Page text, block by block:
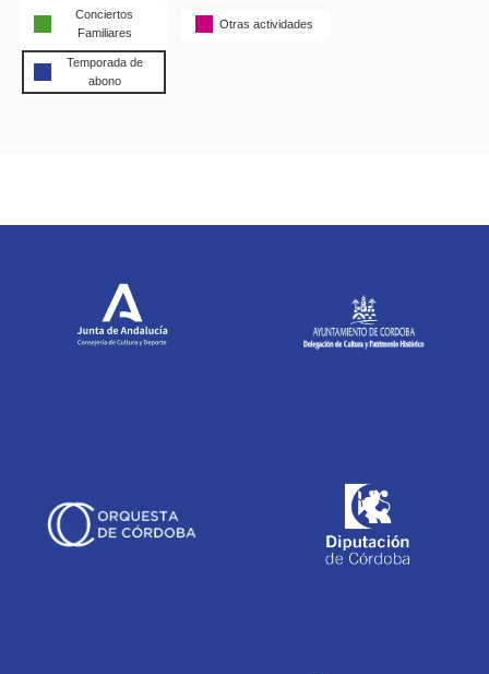
Conciertos
Familiares
Otras actividades
Temporada de
abono